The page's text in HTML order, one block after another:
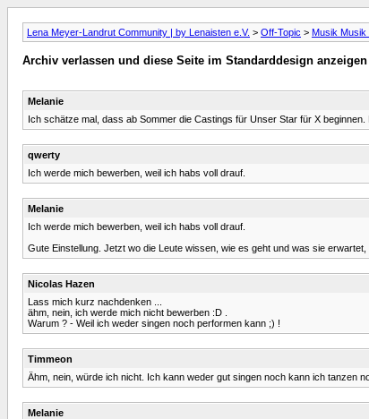
Lena Meyer-Landrut Community | by Lenaisten e.V. > Off-Topic > Musik Musik
Archiv verlassen und diese Seite im Standarddesign anzeigen
Melanie
Ich schätze mal, dass ab Sommer die Castings für Unser Star für X
qwerty
Ich werde mich bewerben, weil ich habs voll drauf.
Melanie
Ich werde mich bewerben, weil ich habs voll drauf.
Gute Einstellung. Jetzt wo die Leute wissen, wie es geht und was sie
Nicolas Hazen
Lass mich kurz nachdenken ...
ähm, nein, ich werde mich nicht bewerben :D .
Warum ? - Weil ich weder singen noch performen kann ;) !
Timmeon
Ähm, nein, würde ich nicht. Ich kann weder gut singen noch kann ich tanzen
Melanie